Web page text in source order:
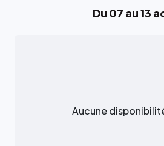
Du 07 au 13
Aucune